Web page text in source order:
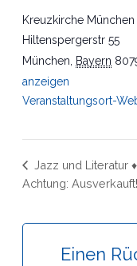
Kreuzkirche
Hiltenspergerstr 55
München
Bayern
anzeigen
Veranstaltungsort-
Jazz und Literatur ♦
Achtung:
Einen